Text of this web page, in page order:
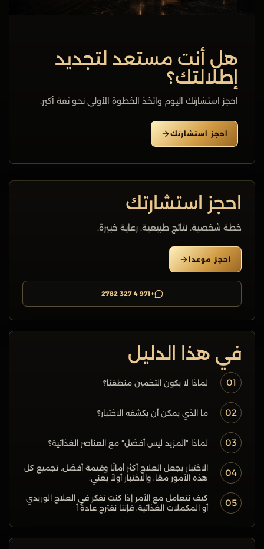
هل أنت مستعد لتجديد
إطلالتك؟
احجز استشارتك اليوم واتخذ الخطوة الأولى نحو ثقة أكبر.
احجز استشارتك
احجز استشارتك
خطة شخصية. نتائج طبيعية. رعاية خبيرة.
احجز موعدا
+971 4 327 2782
في هذا الدليل
01 لماذا لا يكون التخمين منطقيًا؟
02 ما الذي يمكن أن يكشفه الاختبار؟
03 لماذا "المزيد ليس أفضل" مع العناصر الغذائية؟
04
الاختبار يجعل العلاج أكثر أمانًا وقيمة أفضل. تجميع كل
هذه الأمور معًا، والاختبار أولاً يعني:
05
كيف نتعامل مع الأمر إذا كنت تفكر في العلاج الوريدي
أو المكملات الغذائية، فإننا نقترح عادةً أ